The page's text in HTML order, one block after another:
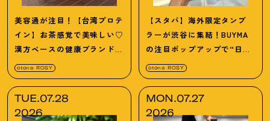
美容通が注目 ！
【台湾プロテ
イン】お茶感覚で美味しい♡
漢方ベースの健康ブランド
「デイリーリリー」
otona ROSY
【スタバ】海外限定タンブ
ラーが渋谷に集結 ！BUYMA
の注目ポップアップで“日本
未発売”の激レア品をリアル
体験♡
otona ROSY
TUE.07.28
2026
MON.07.27
2026